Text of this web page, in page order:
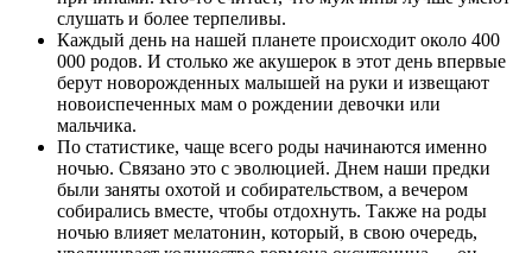
слушать и более терпеливы.
Каждый день на нашей планете происходит около 400
000 родов. И столько же акушерок в этот день впервые
берут новорожденных малышей на руки и извещают
новоиспеченных мам о рождении девочки или
мальчика.
По статистике, чаще всего роды начинаются именно
ночью. Связано это с эволюцией. Днем наши предки
были заняты охотой и собирательством, а вечером
собирались вместе, чтобы отдохнуть. Также на роды
ночью влияет мелатонин, который, в свою очередь,